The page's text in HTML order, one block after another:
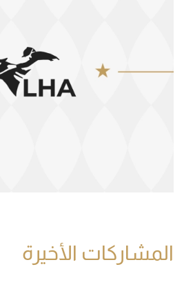
المشاركات الأخيرة